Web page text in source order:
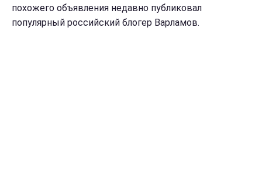
похожего объявления недавно публиковал
популярный российский блогер Варламов.